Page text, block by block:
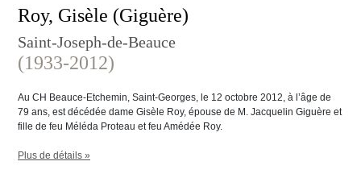
Roy, Gisèle (Giguère)
Saint-Joseph-de-Beauce
(1933-2012)
Au CH Beauce-Etchemin, Saint-Georges, le 12 octobre 2012, à l’âge de
79 ans, est décédée dame Gisèle Roy, épouse de M. Jacquelin Giguère et
fille de feu Méléda Proteau et feu Amédée Roy.
Plus de détails »